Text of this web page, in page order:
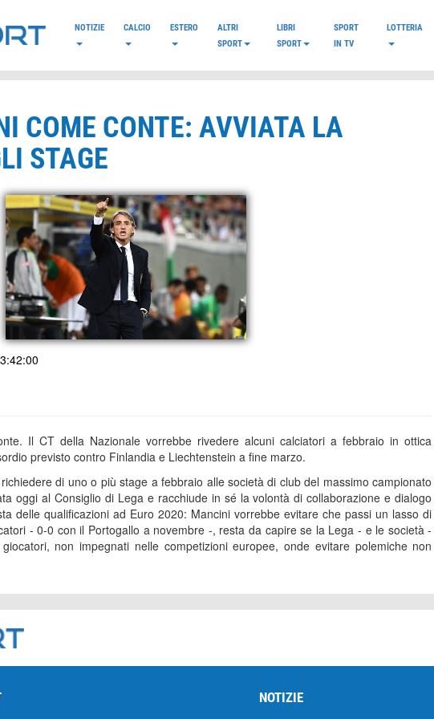
NOTIZIE CALCIO ESTERO
ALTRI
SPORT
LIBRI
SPORT
SPORT
IN TV
LOTTERIA
COME CONTE: AVVIATA LA
STAGE
Il CT della Nazionale vorrebbe rivedere alcuni calciatori a febbraio in ottica
previsto contro Finlandia e Liechtenstein a fine marzo.
di uno o più stage a febbraio alle società di club del massimo campionato
oggi al Consiglio di Lega e racchiude in sé la volontà di collaborazione e dialogo
delle qualificazioni ad Euro 2020: Mancini vorrebbe evitare che passi un lasso di
- 0-0 con il Portogallo a novembre -, resta da capire se la Lega - e le società -
non impegnati nelle competizioni europee, onde evitare polemiche non
NOTIZIE